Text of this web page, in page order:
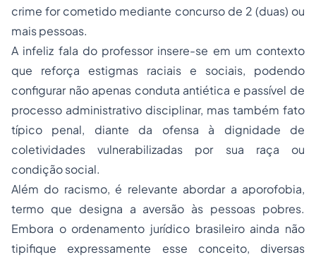
crime for cometido mediante concurso de 2 (duas) ou
mais pessoas.
A infeliz fala do professor insere-se em um contexto
que reforça estigmas raciais e sociais, podendo
configurar não apenas conduta antiética e passível de
processo administrativo disciplinar, mas também fato
típico penal, diante da ofensa à dignidade de
coletividades vulnerabilizadas por sua raça ou
condição social.
Além do racismo, é relevante abordar a aporofobia,
termo que designa a aversão às pessoas pobres.
Embora o ordenamento jurídico brasileiro ainda não
tipifique expressamente esse conceito, diversas